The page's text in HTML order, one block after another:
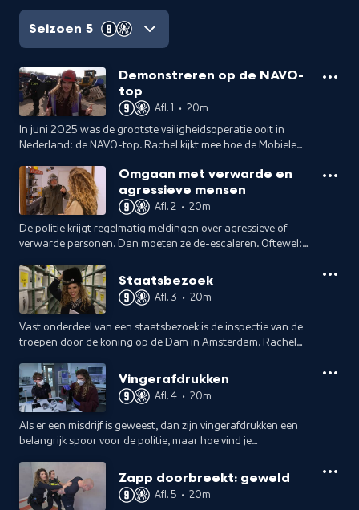
Seizoen 5
Demonstreren op de NAVO-
top
Afl. 1 • 20m
In juni 2025 was de grootste veiligheidsoperatie ooit in
Nederland: de NAVO-top. Rachel kijkt mee hoe de Mobiele
Omgaan met verwarde en
agressieve mensen
Afl. 2 • 20m
De politie krijgt regelmatig meldingen over agressieve of
verwarde personen. Dan moeten ze de-escaleren. Oftewel:
doe je dat?
Staatsbezoek
Afl. 3 • 20m
Vast onderdeel van een staatsbezoek is de inspectie van de
troepen door de koning op de Dam in Amsterdam. Rachel
alle commando's moet geven.Vingerafdrukken
Afl. 4 • 20m
Als er een misdrijf is geweest, dan zijn vingerafdrukken een
belangrijk spoor voor de politie, maar hoe vind je
hebt, hoe neem je ze dan mee?Zapp doorbreekt: geweld
Afl. 5 • 20m